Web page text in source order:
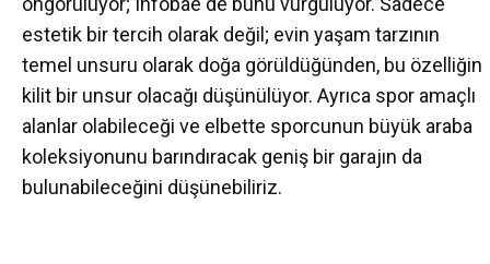
estetik bir tercih olarak değil; evin yaşam tarzının
temel unsuru olarak doğa görüldüğünden, bu özelliğin
kilit bir unsur olacağı düşünülüyor. Ayrıca spor amaçlı
alanlar olabileceği ve elbette sporcunun büyük araba
koleksiyonunu barındıracak geniş bir garajın da
bulunabileceğini düşünebiliriz.